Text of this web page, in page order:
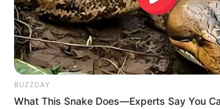
Saudara Laki-laki: –
Saudara Perempuan: –
Pacar
Aliyah Faizah
BUZZDAY
What This Snake Does—Experts Say You